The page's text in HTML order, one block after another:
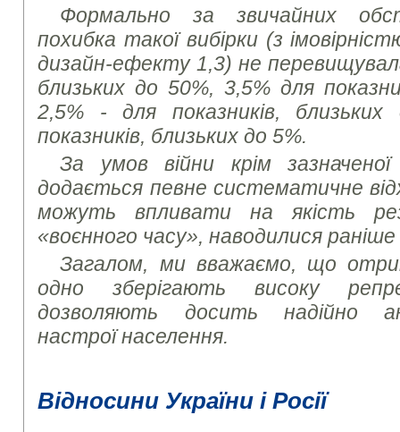
Формально за звичайних
похибка такої вибірки (з
дизайн-ефекту 1,3) не
близьких до 50%, 3,5% для
2,5% - для показників,
показників, близьких до 5%.
За умов війни крім
додається певне систематичне
можуть впливати на якість
«воєнного часу», наводилися
Загалом, ми вважаємо, що
одно зберігають високу
дозволяють досить надійно
настрої населення.
Відносини України і Росії